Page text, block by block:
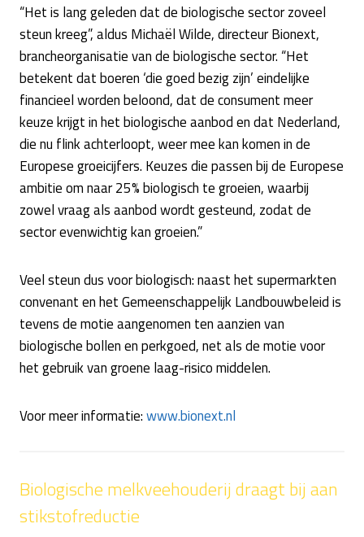
“Het is lang geleden dat de biologische sector zoveel
steun kreeg”, aldus Michaël Wilde, directeur Bionext,
brancheorganisatie van de biologische sector. “Het
betekent dat boeren ‘die goed bezig zijn’ eindelijke
financieel worden beloond, dat de consument meer
keuze krijgt in het biologische aanbod en dat Nederland,
die nu flink achterloopt, weer mee kan komen in de
Europese groeicijfers. Keuzes die passen bij de Europese
ambitie om naar 25% biologisch te groeien, waarbij
zowel vraag als aanbod wordt gesteund, zodat de
sector evenwichtig kan groeien.”
Veel steun dus voor biologisch: naast het supermarkten
convenant en het Gemeenschappelijk Landbouwbeleid is
tevens de motie aangenomen ten aanzien van
biologische bollen en perkgoed, net als de motie voor
het gebruik van groene laag-risico middelen.
Voor meer informatie:www.bionext.nl
Biologische melkveehouderij draagt bij aan
stikstofreductie